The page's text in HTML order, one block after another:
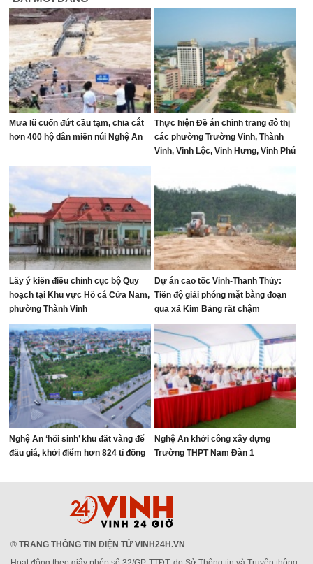
Mưa lũ cuốn đứt cầu tạm, chia cắt
hơn 400 hộ dân miền núi Nghệ An
Thực hiện Đề án chỉnh trang đô thị
các phường Trường Vinh, Thành
Vinh, Vinh Lộc, Vinh Hưng, Vinh Phú
Lấy ý kiến điều chỉnh cục bộ Quy
hoạch tại Khu vực Hồ cá Cửa Nam,
phường Thành Vinh
Dự án cao tốc Vinh-Thanh Thủy:
Tiến độ giải phóng mặt bằng đoạn
qua xã Kim Bảng rất chậm
Nghệ An ‘hồi sinh’ khu đất vàng để
đấu giá, khởi điểm hơn 824 tỉ đồng
Nghệ An khởi công xây dựng
Trường THPT Nam Đàn 1
® TRANG THÔNG TIN ĐIỆN TỬ VINH24H.VN